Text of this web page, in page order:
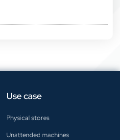
Use case
Physical stores
Unattended machines